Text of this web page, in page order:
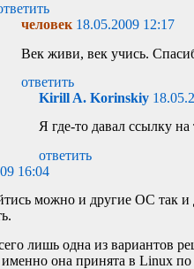
человек 18.05.2009 12:17
Век живи, век учись.
ответить
Kirill A. Korinskiy
Я где-то давал ссылку
ответить
16:04
можно и другие ОС так
лишь одна из вариантов
именно она принята в Linux